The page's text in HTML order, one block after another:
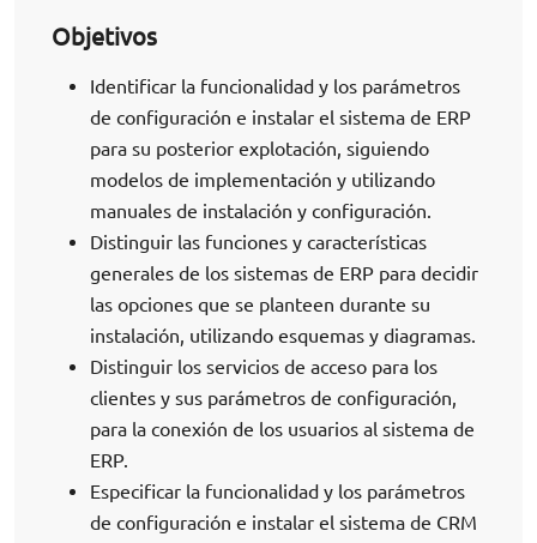
Objetivos
Identificar la funcionalidad y los parámetros
de configuración e instalar el sistema de ERP
para su posterior explotación, siguiendo
modelos de implementación y utilizando
manuales de instalación y configuración.
Distinguir las funciones y características
generales de los sistemas de ERP para decidir
las opciones que se planteen durante su
instalación, utilizando esquemas y diagramas.
Distinguir los servicios de acceso para los
clientes y sus parámetros de configuración,
para la conexión de los usuarios al sistema de
ERP.
Especificar la funcionalidad y los parámetros
de configuración e instalar el sistema de CRM